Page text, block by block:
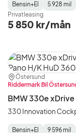
Fuel
Type:
Bensin+El
Mätarställning:
5 928 mil
Model
Year:
Gearbox
Type:
Privatleasing
5 850 kr/mån
Plats:
Östersund
Återförsäljare:
Riddermark Bil
BMW 330e xDrive
330 Innovation
Bensin+El 9 596 mil